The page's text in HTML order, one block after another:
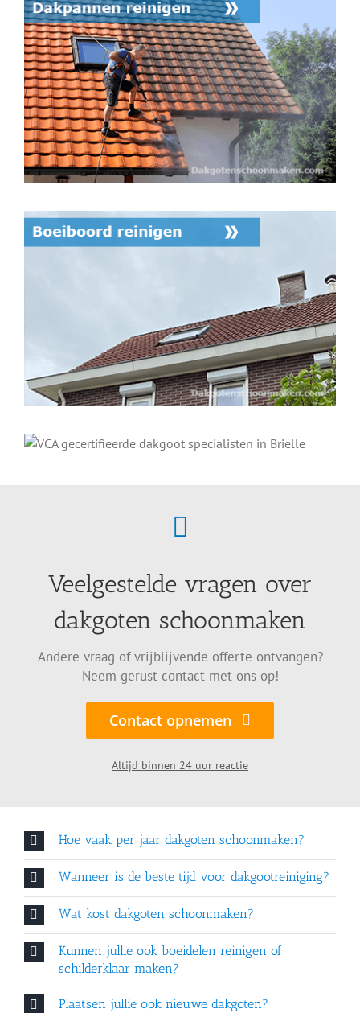
Veelgestelde vragen over
dakgoten schoonmaken
Andere vraag of vrijblijvende offerte ontvangen?
Neem gerust contact met ons op!
Contact opnemen
Altijd binnen 24 uur reactie
Hoe vaak per jaar dakgoten schoonmaken?
Wanneer is de beste tijd voor dakgootreiniging?
Wat kost dakgoten schoonmaken?
Kunnen jullie ook boeidelen reinigen of
schilderklaar maken?
Plaatsen jullie ook nieuwe dakgoten?